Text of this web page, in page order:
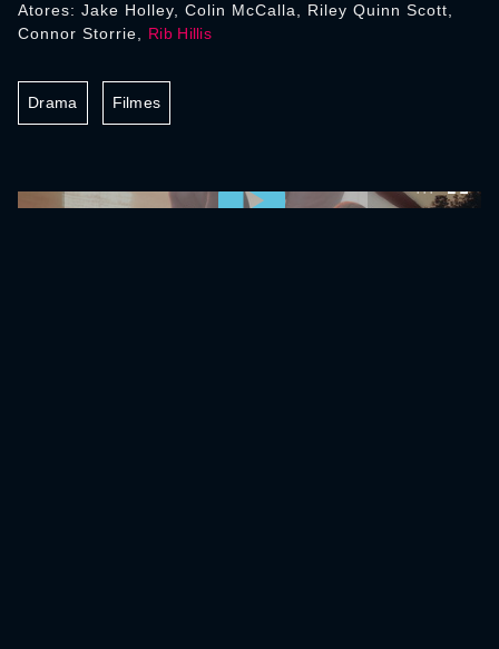
Atores: Jake Holley, Colin McCalla, Riley Quinn Scott,
Connor Storrie, Rib Hillis
Drama Filmes